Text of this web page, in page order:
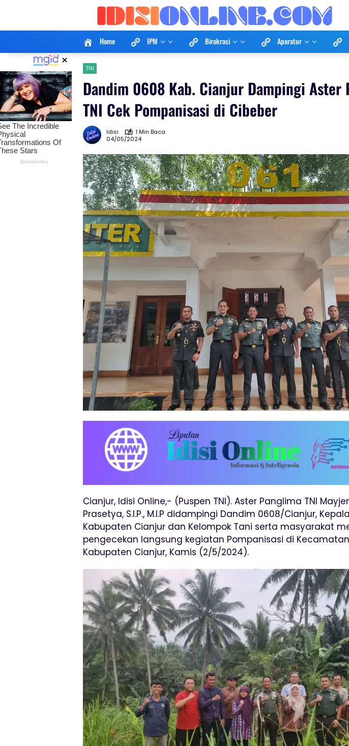
Home IPM Birokrasi Aparatur
× TNI
Dandim 0608 Kab. Cianjur Dampingi Aster
TNI Cek Pompanisasi di Cibeber
Idisi
1 Min Baca
04/05/2024
Cianjur, Idisi Online,- (Puspen TNI). Aster Panglima TNI
Prasetya, S.I.P., M.I.P didampingi Dandim 0608/Cianjur,
Kabupaten Cianjur dan Kelompok Tani serta masyarakat
pengecekan langsung kegiatan Pompanisasi di
Kabupaten Cianjur, Kamis (2/5/2024).